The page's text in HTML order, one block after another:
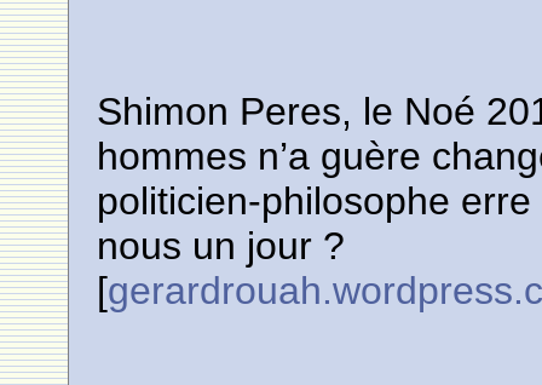
Shimon Peres, le Noé
hommes n’a guère
politicien-philosophe
nous un jour ?
[